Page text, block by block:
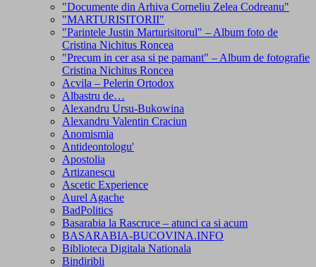
"Documente din Arhiva Corneliu Zelea Codreanu"
"MARTURISITORII"
"Parintele Justin Marturisitorul" – Album foto de
Cristina Nichitus Roncea
"Precum in cer asa si pe pamant" – Album de fotografie
Cristina Nichitus Roncea
Acvila – Pelerin Ortodox
Albastru de…
Alexandru Ursu-Bukowina
Alexandru Valentin Craciun
Anomismia
Antideontologu'
Apostolia
Artizanescu
Ascetic Experience
Aurel Agache
BadPolitics
Basarabia la Rascruce – atunci ca si acum
BASARABIA-BUCOVINA.INFO
Biblioteca Digitala Nationala
Bindiribli